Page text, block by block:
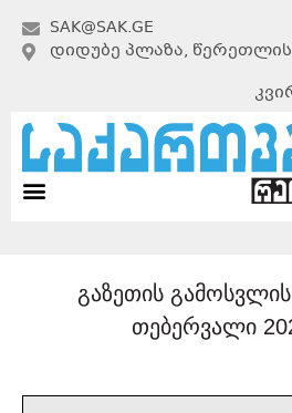
SAK@SAK.GE
ᲓᲘᲓᲣᲑᲔ ᲞᲚᲐᲖᲐ,
გაზეთის
თებერვალი